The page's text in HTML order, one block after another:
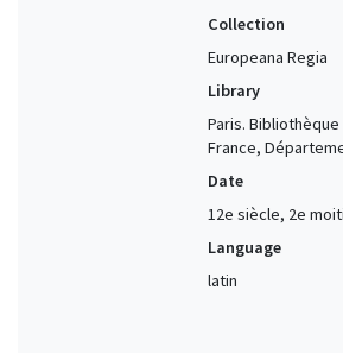
Collection
Europeana Regia
Library
Paris.
France,
Date
12e siècle, 2e
Language
latin